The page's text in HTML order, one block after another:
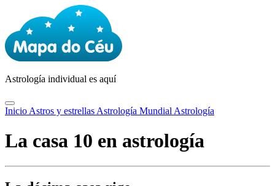
Astrología individual es aquí
Inicio Astros y estrellas Astrología Mundial Astrología
La casa 10 en astrología